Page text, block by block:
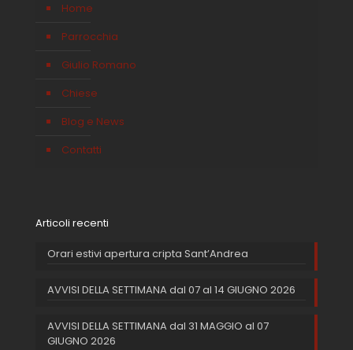
Home
Parrocchia
Giulio Romano
Chiese
Blog e News
Contatti
Articoli recenti
Orari estivi apertura cripta Sant’Andrea
AVVISI DELLA SETTIMANA dal 07 al 14 GIUGNO 2026
AVVISI DELLA SETTIMANA dal 31 MAGGIO al 07
GIUGNO 2026